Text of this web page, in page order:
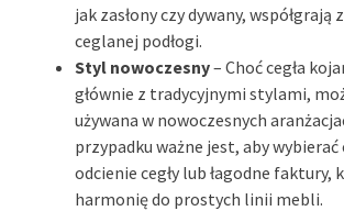
jak zasłony czy dywany, współgrają
ceglanej podłogi.
Styl nowoczesny– Choć cegła
głównie z tradycyjnymi stylami,
używana w nowoczesnych
przypadku ważne jest, aby wybierać
odcienie cegły lub łagodne faktury,
harmonię do prostych linii mebli.